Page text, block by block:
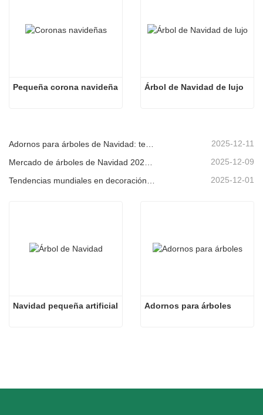
Pequeña corona navideña Árbol de Navidad de lujo
2025-12-11
2025-12-09
Tendencias mundiales en decoración navideña y por qué Christmas Queen sigue liderando el mercado 2025-12-01
Navidad pequeña artificial Adornos para árboles